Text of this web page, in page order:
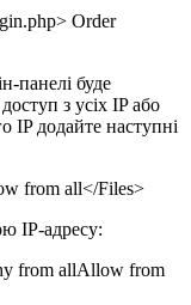
Order
панелі буде
з усіх IP або
IP додайте наступні
from all</Files>
IP-адресу:
from allAllow from